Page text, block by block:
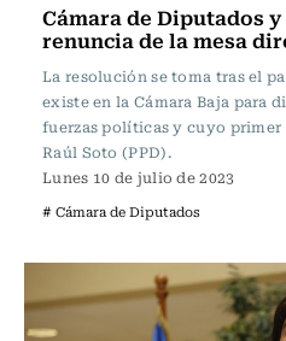
Cámara de Diputados
renuncia de la mesa
La resolución se toma tras el
existe en la Cámara Baja para
fuerzas políticas y cuyo
Raúl Soto (PPD).
Lunes 10 de julio de 2023
# Cámara de Diputados